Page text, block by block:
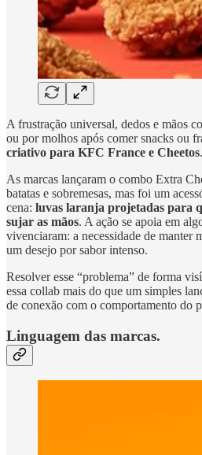
A frustração universal, dedos e mãos
ou por molhos após comer snacks ou
criativo para KFC France e Cheetos.
As marcas lançaram o combo Extra
batatas e sobremesas, mas foi um
cena: luvas laranja projetadas para
sujar as mãos. A ação se apoia em
vivenciaram: a necessidade de manter
um desejo por sabor intenso.
Resolver esse “problema” de forma
essa collab mais do que um simples
de conexão com o comportamento do
Linguagem das marcas.